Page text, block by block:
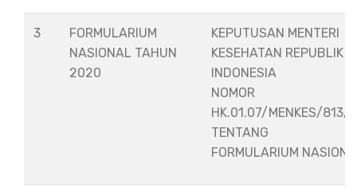
3
FORMULARIUM
NASIONAL TAHUN
2020
KEPUTUSAN MENTERI
KESEHATAN REPUBLIK
INDONESIA
NOMOR
HK.01.07/MENKES/813/
TENTANG
FORMULARIUM